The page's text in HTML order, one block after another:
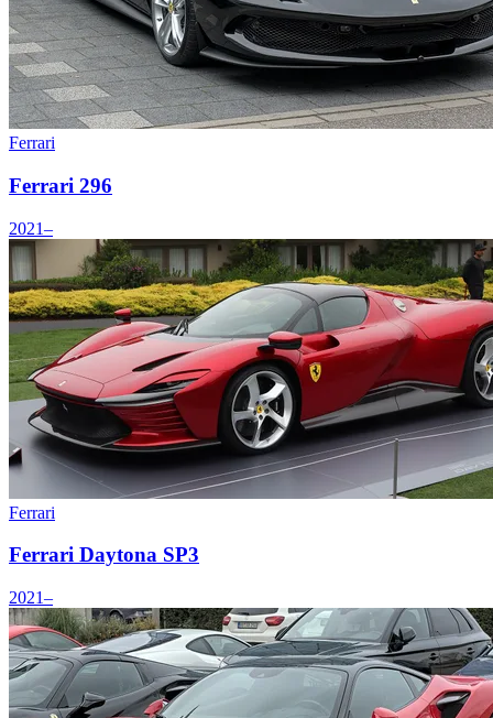
Ferrari
Ferrari 296
2021–
Ferrari
Ferrari Daytona SP3
2021–